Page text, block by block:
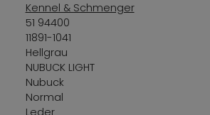
Kennel & Schmenger
51 94400
11891-1041
Hellgrau
NUBUCK LIGHT
Nubuck
Normal